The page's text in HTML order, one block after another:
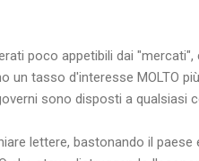
poco appetibili dai
un tasso d'interesse MOLTO
sono disposti a qualsiasi
lettere, bastonando il